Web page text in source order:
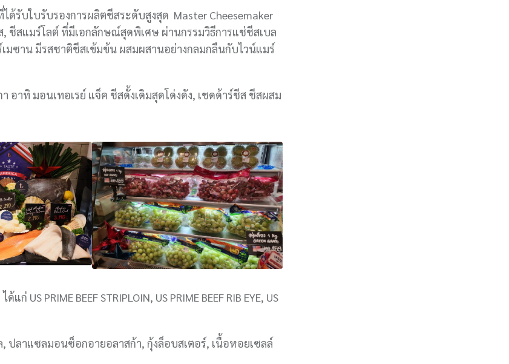
ได้รับใบรับรองการผลิตชีสระดับสูงสุด Master Cheesemaker
สแมร์โลต์ ที่มีเอกลักษณ์สุดพิเศษ ผ่านกรรมวิธีการแช่ชีสเบล
มซาน มีรสชาติชีสเข้มข้น ผสมผสานอย่างกลมกลืนกับไวน์แมร์
อาทิ มอนเทอเรย์ แจ็ค ชีสดั้งเดิมสุดโด่งดัง, เชดด้าร์ชีส ชีสผสม
PRIME BEEF STRIPLOIN, US PRIME BEEF RIB EYE, US
ปลาแซลมอนซ็อกอายอลาสก้า, กุ้งล็อบสเตอร์, เนื้อหอยเซลล์